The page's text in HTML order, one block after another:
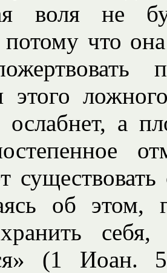
воля не
потому что
этого
ослабнет, а
об этом,
(1